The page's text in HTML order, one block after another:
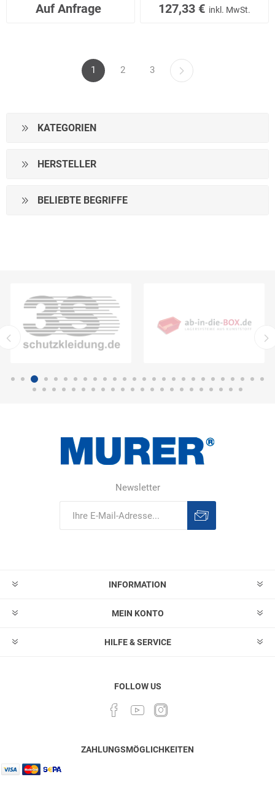
Auf Anfrage 127,33 € inkl. MwSt.
1 2 3
KATEGORIEN
HERSTELLER
BELIEBTE BEGRIFFE
Newsletter
INFORMATION
MEIN KONTO
HILFE & SERVICE
FOLLOW US
ZAHLUNGSMÖGLICHKEITEN